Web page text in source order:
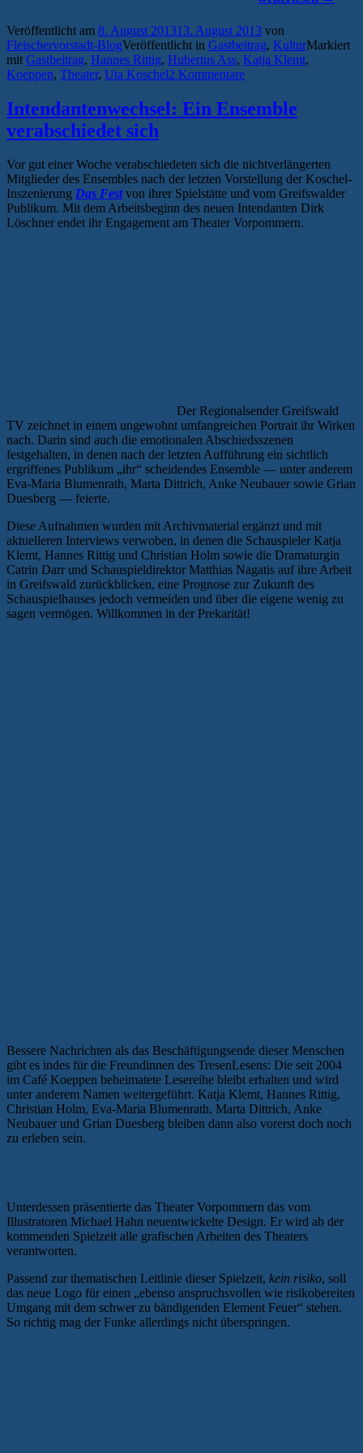
nur
Krawall
und
Remmidemmi“
Veröffentlicht am 8. August 201313. August 2013 von
Fleischervorstadt-BlogVeröffentlicht in Gastbeitrag, KulturMarkiert
mit Gastbeitrag, Hannes Rittig, Hubertus Ass, Katja Klemt,
Koeppen, Theater, Uta Koschel2 Kommentare
Intendantenwechsel: Ein Ensemble
verabschiedet sich
Vor gut einer Woche verabschiedeten sich die nichtverlängerten
Mitglieder des Ensembles nach der letzten Vorstellung der Koschel-
Inszenierung Das Festvon ihrer Spielstätte und vom Greifswalder
Publikum. Mit dem Arbeitsbeginn des neuen Intendanten Dirk
Löschner endet ihr Engagement am Theater Vorpommern.
Der Regionalsender Greifswald
TV zeichnet in einem ungewohnt umfangreichen Portrait ihr Wirken
nach. Darin sind auch die emotionalen Abschiedsszenen
festgehalten, in denen nach der letzten Aufführung ein sichtlich
ergriffenes Publikum „ihr“ scheidendes Ensemble — unter anderem
Eva-Maria Blumenrath, Marta Dittrich, Anke Neubauer sowie Grian
Duesberg — feierte.
Diese Aufnahmen wurden mit Archivmaterial ergänzt und mit
aktuelleren Interviews verwoben, in denen die Schauspieler Katja
Klemt, Hannes Rittig und Christian Holm sowie die Dramaturgin
Catrin Darr und Schauspieldirektor Matthias Nagatis auf ihre Arbeit
in Greifswald zurückblicken, eine Prognose zur Zukunft des
Schauspielhauses jedoch vermeiden und über die eigene wenig zu
sagen vermögen. Willkommen in der Prekarität!
Bessere Nachrichten als das Beschäftigungsende dieser Menschen
gibt es indes für die Freundinnen des TresenLesens: Die seit 2004
im Café Koeppen beheimatete Lesereihe bleibt erhalten und wird
unter anderem Namen weitergeführt. Katja Klemt, Hannes Rittig,
Christian Holm, Eva-Maria Blumenrath, Marta Dittrich, Anke
Neubauer und Grian Duesberg bleiben dann also vorerst doch noch
zu erleben sein.
Unterdessen präsentierte das Theater Vorpommern das vom
Illustratoren Michael Hahn neuentwickelte Design. Er wird ab der
kommenden Spielzeit alle grafischen Arbeiten des Theaters
verantworten.
Passend zur thematischen Leitlinie dieser Spielzeit, kein risiko, soll
das neue Logo für einen „ebenso anspruchsvollen wie risikobereiten
Umgang mit dem schwer zu bändigenden Element Feuer“ stehen.
So richtig mag der Funke allerdings nicht überspringen.